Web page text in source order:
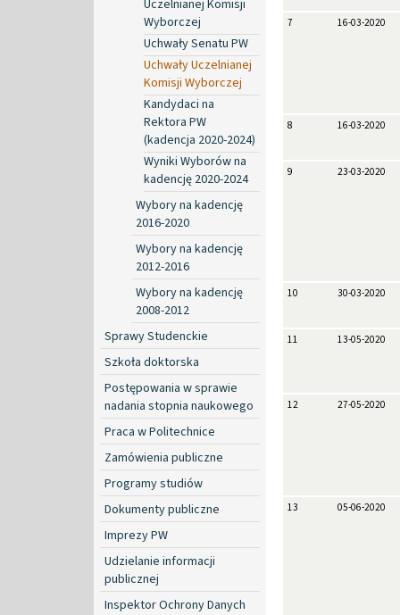
Uczelnianej Komisji
Wyborczej
Uchwały Senatu PW
Uchwały Uczelnianej
Komisji Wyborczej
Kandydaci na
Rektora PW
(kadencja 2020-2024)
Wyniki Wyborów na
kadencję 2020-2024
Wybory na kadencję
2016-2020
Wybory na kadencję
2012-2016
Wybory na kadencję
2008-2012
Sprawy Studenckie
Szkoła doktorska
Postępowania w sprawie
nadania stopnia naukowego
Praca w Politechnice
Zamówienia publiczne
Programy studiów
Dokumenty publiczne
Imprezy PW
Udzielanie informacji
publicznej
Inspektor Ochrony Danych
7 16-03-2020
8 16-03-2020
9 23-03-2020
10 30-03-2020
11 13-05-2020
12 27-05-2020
13 05-06-2020